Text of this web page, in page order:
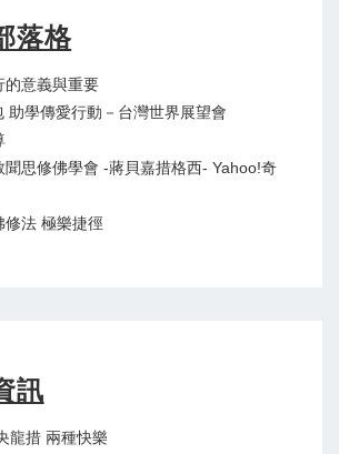
落格
意義與重要
助學傳愛行動－台灣世界展望會
思修佛學會 -蔣貝嘉措格西- Yahoo!奇
法 極樂捷徑
訊
龍措 兩種快樂